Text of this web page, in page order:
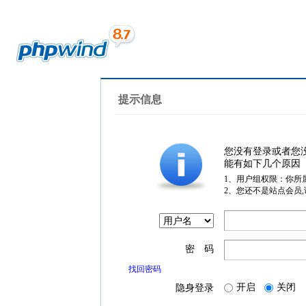
提示信息
您没有登录或者您
能有如下几个原因
1、用户组权限：你所
2、您还不是站点会员
密 码
找回密码
隐身登录 开启 关闭